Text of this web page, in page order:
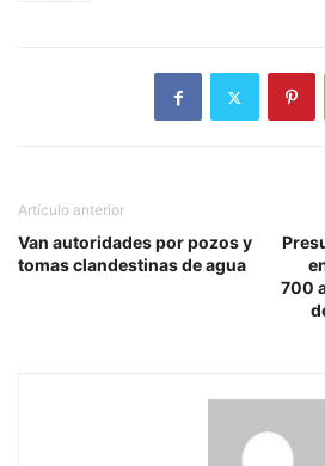
Artículo anterior
Van autoridades por pozos y
tomas clandestinas de agua
700